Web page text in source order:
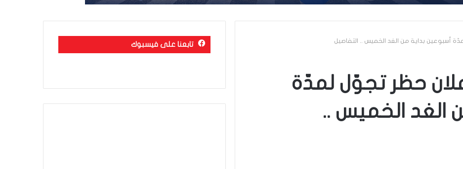
أسبوعين بداية من الغد الخميس .. التفاصيل
حظر تجوّل لمدّة
الغد الخميس ..
تابعنا على فيسبوك